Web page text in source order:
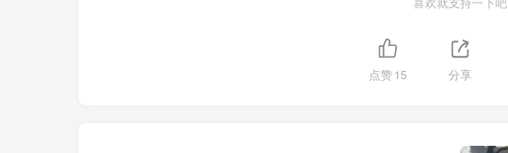
点赞15 分享